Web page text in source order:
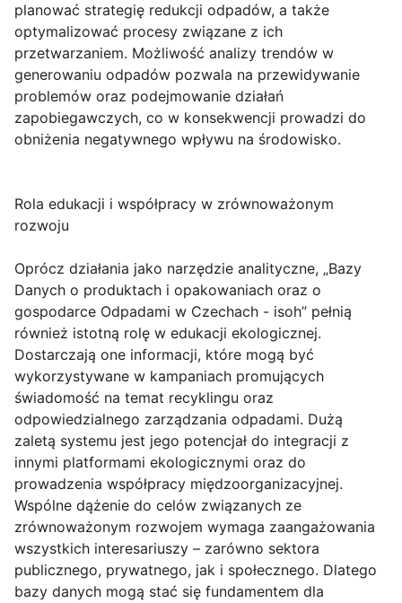
planować strategię redukcji odpadów, a także
optymalizować procesy związane z ich
przetwarzaniem. Możliwość analizy trendów w
generowaniu odpadów pozwala na przewidywanie
problemów oraz podejmowanie działań
zapobiegawczych, co w konsekwencji prowadzi do
obniżenia negatywnego wpływu na środowisko.
Rola edukacji i współpracy w zrównoważonym
rozwoju
Oprócz działania jako narzędzie analityczne, „Bazy
Danych o produktach i opakowaniach oraz o
gospodarce Odpadami w Czechach - isoh” pełnią
również istotną rolę w edukacji ekologicznej.
Dostarczają one informacji, które mogą być
wykorzystywane w kampaniach promujących
świadomość na temat recyklingu oraz
odpowiedzialnego zarządzania odpadami. Dużą
zaletą systemu jest jego potencjał do integracji z
innymi platformami ekologicznymi oraz do
prowadzenia współpracy międzoorganizacyjnej.
Wspólne dążenie do celów związanych ze
zrównoważonym rozwojem wymaga zaangażowania
wszystkich interesariuszy – zarówno sektora
publicznego, prywatnego, jak i społecznego. Dlatego
bazy danych mogą stać się fundamentem dla